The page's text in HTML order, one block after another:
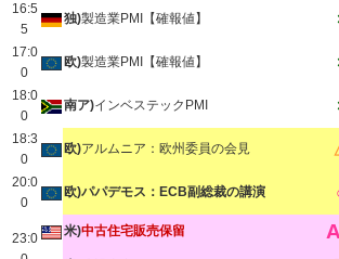
16:5
5
独)製造業PMI【確報値】
17:0
0
欧)製造業PMI【確報値】
18:0
0
南ア)インベステックPMI
18:3
0
欧)アルムニア：欧州委員の会見
20:0
0
欧)パパデモス：ECB副総裁の講演
23:0
米)中古住宅販売保留